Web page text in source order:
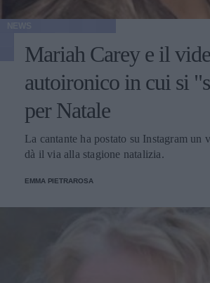
Mariah Carey e il
autoironico in cui si
per Natale
La cantante ha postato su Instagram un
dà il via alla stagione natalizia.
EMMA PIETRAROSA